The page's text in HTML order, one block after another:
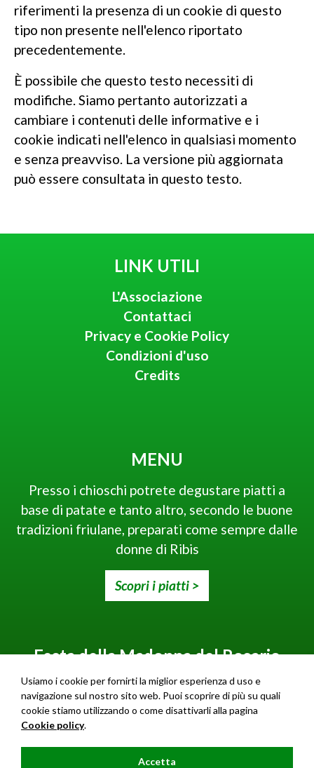
riferimenti la presenza di un cookie di questo
tipo non presente nell'elenco riportato
precedentemente.
È possibile che questo testo necessiti di
modifiche. Siamo pertanto autorizzati a
cambiare i contenuti delle informative e i
cookie indicati nell'elenco in qualsiasi momento
e senza preavviso. La versione più aggiornata
può essere consultata in questo testo.
LINK UTILI
L'Associazione
Contattaci
Privacy e Cookie Policy
Condizioni d'uso
Credits
MENU
Presso i chioschi potrete degustare piatti a
base di patate e tanto altro, secondo le buone
tradizioni friulane, preparati come sempre dalle
donne di Ribis
Scopri i piatti >
Festa della Madonna del Rosario
Domenica 5 ottobre 2025 alle ore 9.00 Santa
Messa in S. Maria la Vecchia e processione con
la statua della Madonna del Rosario
accompagnata dalla banda di Reana del Rojale.
Usiamo i cookie per fornirti la miglior esperienza d uso e
navigazione sul nostro sito web. Puoi scoprire di più su quali
cookie stiamo utilizzando o come disattivarli alla pagina
Cookie policy.
Accetta